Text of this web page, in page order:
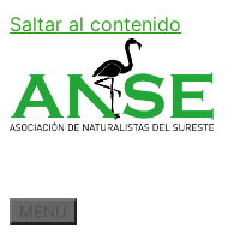
Saltar al contenido